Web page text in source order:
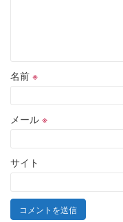
名前 ※
メール ※
サイト